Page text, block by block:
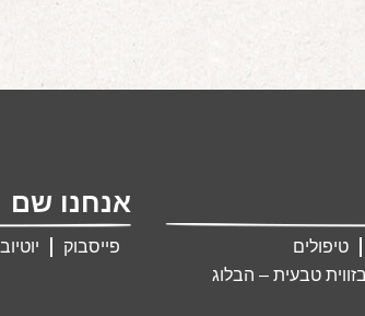
טיפולים
טבעית – הבלוג
אנחנו שם
פייסבוק יוטיוב